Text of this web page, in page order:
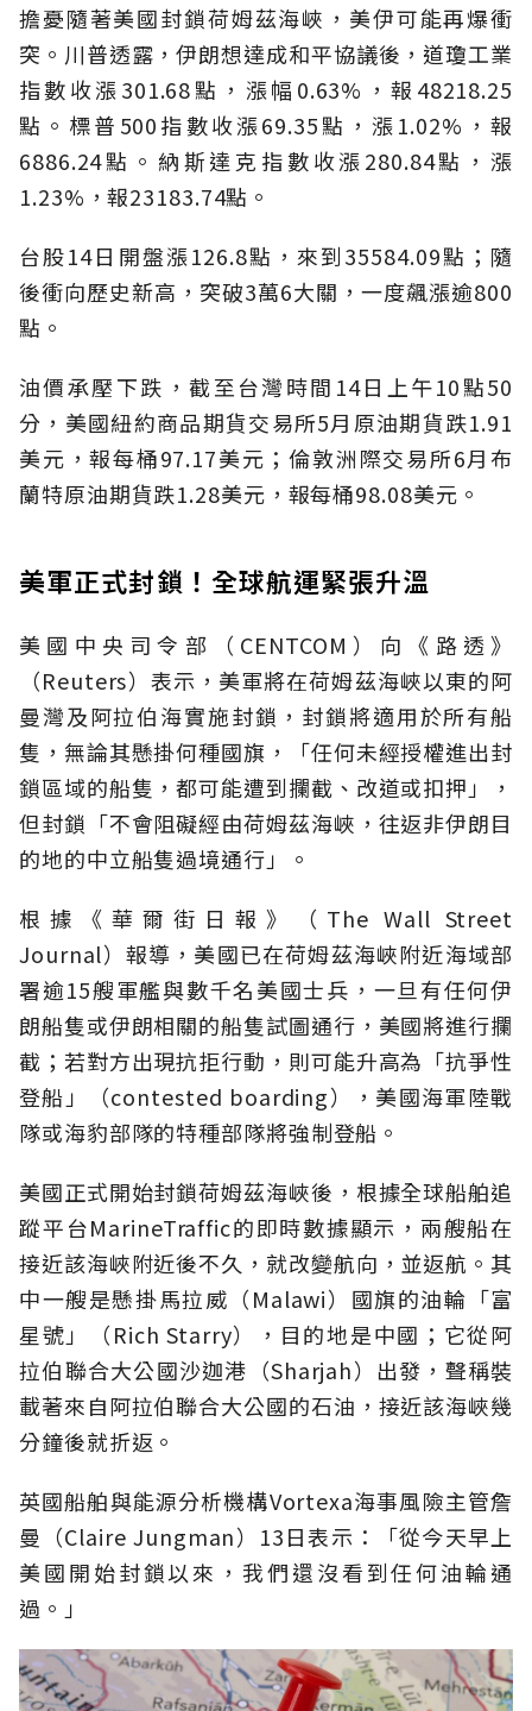
擔憂隨著美國封鎖荷姆茲海峽，美伊可能再爆衝
突。川普透露，伊朗想達成和平協議後，道瓊工業
指數收漲301.68點，漲幅0.63%，報48218.25
點。標普500指數收漲69.35點，漲1.02%，報
6886.24點。納斯達克指數收漲280.84點，漲
1.23%，報23183.74點。
台股14日開盤漲126.8點，來到35584.09點；隨
後衝向歷史新高，突破3萬6大關，一度飆漲逾800
點。
油價承壓下跌，截至台灣時間14日上午10點50
分，美國紐約商品期貨交易所5月原油期貨跌1.91
美元，報每桶97.17美元；倫敦洲際交易所6月布
蘭特原油期貨跌1.28美元，報每桶98.08美元。
美軍正式封鎖！全球航運緊張升溫
美國中央司令部（CENTCOM）向《路透》
（Reuters）表示，美軍將在荷姆茲海峽以東的阿
曼灣及阿拉伯海實施封鎖，封鎖將適用於所有船
隻，無論其懸掛何種國旗，「任何未經授權進出封
鎖區域的船隻，都可能遭到攔截、改道或扣押」，
但封鎖「不會阻礙經由荷姆茲海峽，往返非伊朗目
的地的中立船隻過境通行」。
根據《華爾街日報》（The Wall Street
Journal）報導，美國已在荷姆茲海峽附近海域部
署逾15艘軍艦與數千名美國士兵，一旦有任何伊
朗船隻或伊朗相關的船隻試圖通行，美國將進行攔
截；若對方出現抗拒行動，則可能升高為「抗爭性
登船」（contested boarding），美國海軍陸戰
隊或海豹部隊的特種部隊將強制登船。
美國正式開始封鎖荷姆茲海峽後，根據全球船舶追
蹤平台MarineTraffic的即時數據顯示，兩艘船在
接近該海峽附近後不久，就改變航向，並返航。其
中一艘是懸掛馬拉威（Malawi）國旗的油輪「富
星號」（Rich Starry），目的地是中國；它從阿
拉伯聯合大公國沙迦港（Sharjah）出發，聲稱裝
載著來自阿拉伯聯合大公國的石油，接近該海峽幾
分鐘後就折返。
英國船舶與能源分析機構Vortexa海事風險主管詹
曼（Claire Jungman）13日表示：「從今天早上
美國開始封鎖以來，我們還沒看到任何油輪通
過。」